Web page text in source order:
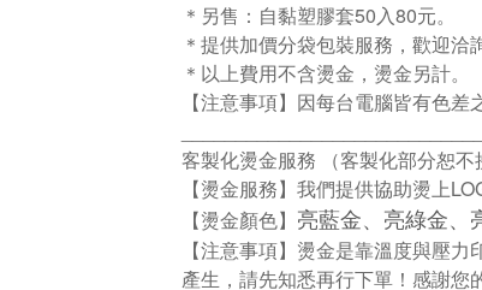
＊另售：自黏塑膠套50入80元。
＊提供加價分袋包裝服務，歡迎洽詢
＊以上費用不含燙金，燙金另計。
【注意事項】因每台電腦皆有色
客製化燙金服務 （客製化部分恕不
【燙金服務】我們提供協助燙上
【燙金顏色】 亮藍金、亮綠金、
【注意事項】燙金是靠溫度與壓
產生，請先知悉再行下單！感謝您